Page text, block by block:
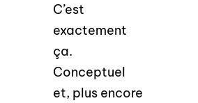
C’est
exactement
ça.
Conceptuel
et, plus encore